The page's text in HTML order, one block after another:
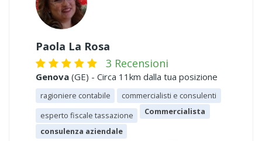
Paola La Rosa
3 Recensioni
Genova (GE) - Circa 11km dalla tua posizione
ragioniere contabile
commercialisti e consulenti
esperto fiscale tassazione
Commercialista
consulenza aziendale